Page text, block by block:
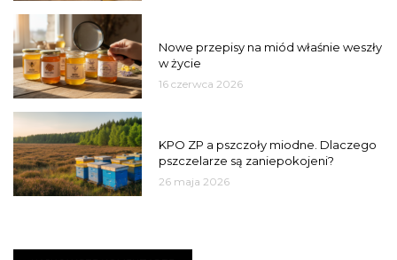
Nowe przepisy na miód właśnie weszły
w życie
16 czerwca 2026
KPO ZP a pszczoły miodne. Dlaczego
pszczelarze są zaniepokojeni?
26 maja 2026